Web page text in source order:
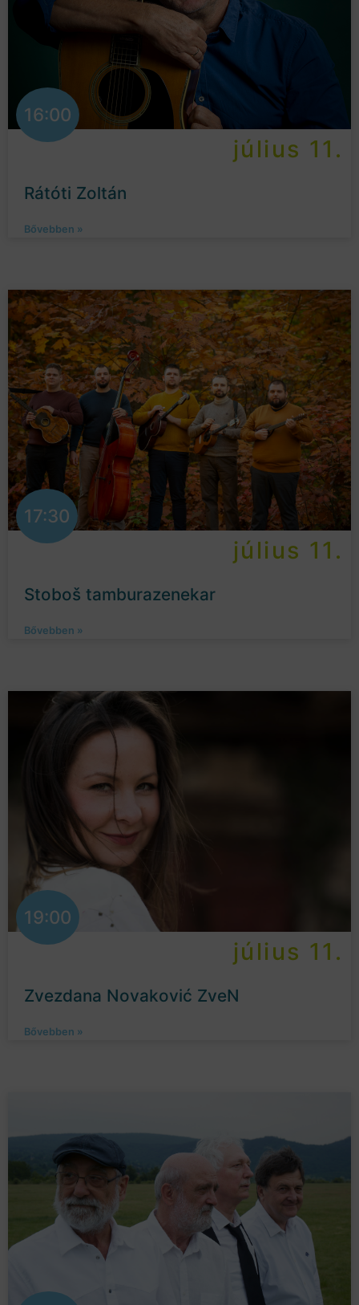
16:00
július 11.
Rátóti Zoltán
Bővebben »
17:30
július 11.
Stoboš tamburazenekar
Bővebben »
19:00
július 11.
Zvezdana Novaković ZveN
Bővebben »